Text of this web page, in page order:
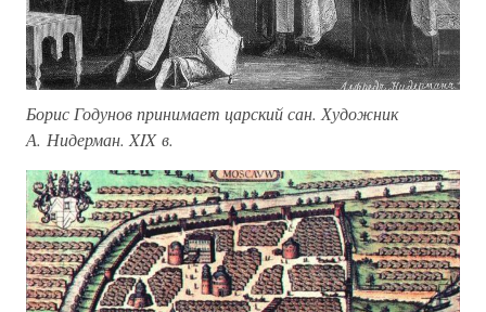
Борис Годунов принимает царский сан. Художник
А. Нидерман. XIX в.